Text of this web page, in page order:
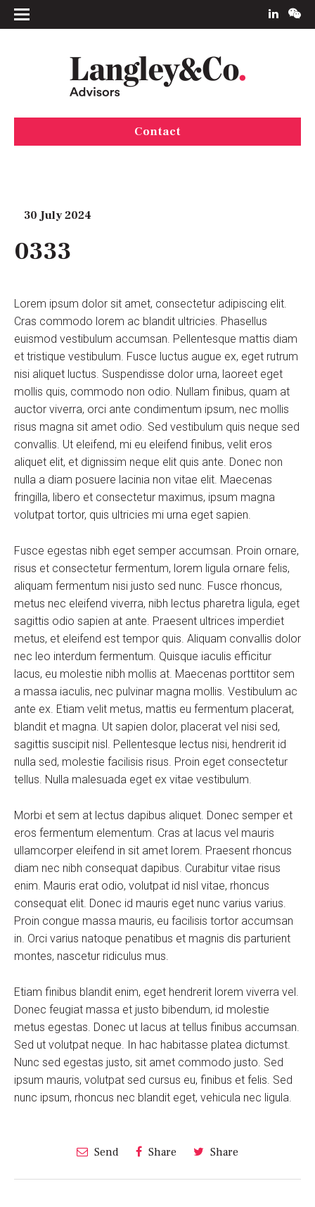
Contact
30 July 2024
0333
Lorem ipsum dolor sit amet, consectetur adipiscing elit.
Cras commodo lorem ac blandit ultricies. Phasellus
euismod vestibulum accumsan. Pellentesque mattis diam
et tristique vestibulum. Fusce luctus augue ex, eget rutrum
nisi aliquet luctus. Suspendisse dolor urna, laoreet eget
mollis quis, commodo non odio. Nullam finibus, quam at
auctor viverra, orci ante condimentum ipsum, nec mollis
risus magna sit amet odio. Sed vestibulum quis neque sed
convallis. Ut eleifend, mi eu eleifend finibus, velit eros
aliquet elit, et dignissim neque elit quis ante. Donec non
nulla a diam posuere lacinia non vitae elit. Maecenas
fringilla, libero et consectetur maximus, ipsum magna
volutpat tortor, quis ultricies mi urna eget sapien.
Fusce egestas nibh eget semper accumsan. Proin ornare,
risus et consectetur fermentum, lorem ligula ornare felis,
aliquam fermentum nisi justo sed nunc. Fusce rhoncus,
metus nec eleifend viverra, nibh lectus pharetra ligula, eget
sagittis odio sapien at ante. Praesent ultrices imperdiet
metus, et eleifend est tempor quis. Aliquam convallis dolor
nec leo interdum fermentum. Quisque iaculis efficitur
lacus, eu molestie nibh mollis at. Maecenas porttitor sem
a massa iaculis, nec pulvinar magna mollis. Vestibulum ac
ante ex. Etiam velit metus, mattis eu fermentum placerat,
blandit et magna. Ut sapien dolor, placerat vel nisi sed,
sagittis suscipit nisl. Pellentesque lectus nisi, hendrerit id
nulla sed, molestie facilisis risus. Proin eget consectetur
tellus. Nulla malesuada eget ex vitae vestibulum.
Morbi et sem at lectus dapibus aliquet. Donec semper et
eros fermentum elementum. Cras at lacus vel mauris
ullamcorper eleifend in sit amet lorem. Praesent rhoncus
diam nec nibh consequat dapibus. Curabitur vitae risus
enim. Mauris erat odio, volutpat id nisl vitae, rhoncus
consequat elit. Donec id mauris eget nunc varius varius.
Proin congue massa mauris, eu facilisis tortor accumsan
in. Orci varius natoque penatibus et magnis dis parturient
montes, nascetur ridiculus mus.
Etiam finibus blandit enim, eget hendrerit lorem viverra vel.
Donec feugiat massa et justo bibendum, id molestie
metus egestas. Donec ut lacus at tellus finibus accumsan.
Sed ut volutpat neque. In hac habitasse platea dictumst.
Nunc sed egestas justo, sit amet commodo justo. Sed
ipsum mauris, volutpat sed cursus eu, finibus et felis. Sed
nunc ipsum, rhoncus nec blandit eget, vehicula nec ligula.
Send Share Share